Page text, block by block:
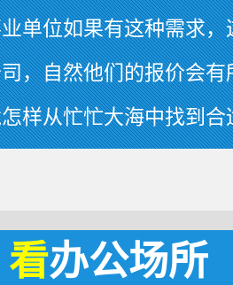
单位如果有这种需求
，自然他们的报价会有
样从忙忙大海中找到
看办公场所